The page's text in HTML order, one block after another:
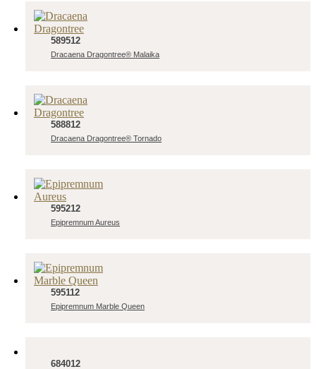
589512
Dracaena Dragontree® Malaika
588812
Dracaena Dragontree® Tornado
595212
Epipremnum Aureus
595112
Epipremnum Marble Queen
684012